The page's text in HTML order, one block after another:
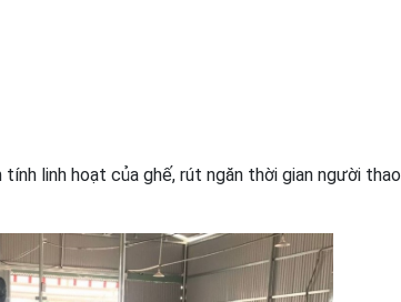
linh hoạt của ghế, rút ngăn thời gian người thao